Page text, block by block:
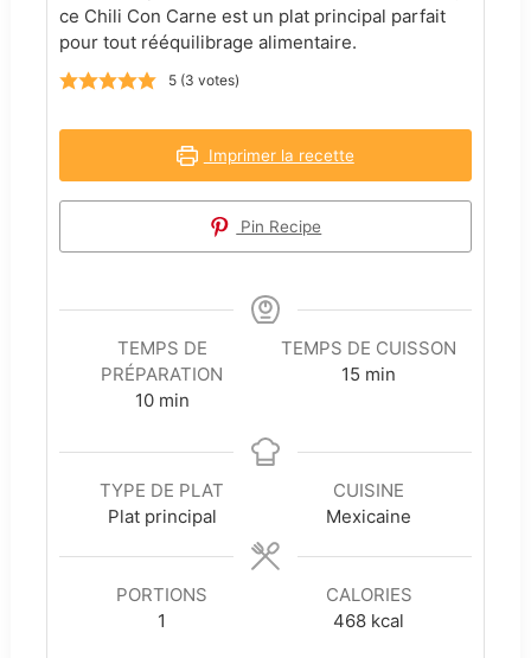
ce Chili Con Carne est un plat principal parfait
pour tout rééquilibrage alimentaire.
5 (3 votes)
Imprimer la recette
Pin Recipe
TEMPS DE
PRÉPARATION
10minutes
min
TEMPS DE CUISSON
15 minutes
min
TYPE DE PLAT
Plat principal
CUISINE
Mexicaine
PORTIONS
1
CALORIES
468 kcal